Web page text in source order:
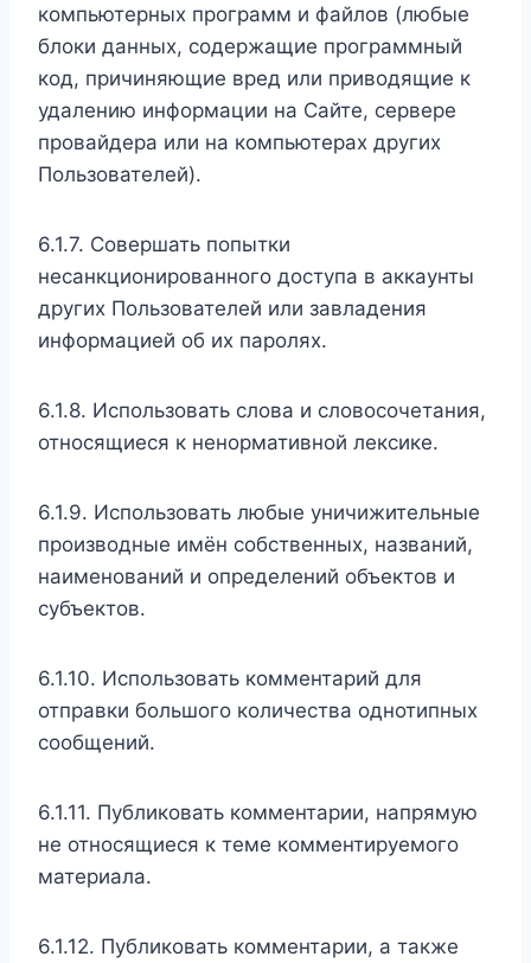
компьютерных программ и файлов (любые
блоки данных, содержащие программный
код, причиняющие вред или приводящие к
удалению информации на Сайте, сервере
провайдера или на компьютерах других
Пользователей).
6.1.7. Совершать попытки
несанкционированного доступа в аккаунты
других Пользователей или завладения
информацией об их паролях.
6.1.8. Использовать слова и словосочетания,
относящиеся к ненормативной лексике.
6.1.9. Использовать любые уничижительные
производные имён собственных, названий,
наименований и определений объектов и
субъектов.
6.1.10. Использовать комментарий для
отправки большого количества однотипных
сообщений.
6.1.11. Публиковать комментарии, напрямую
не относящиеся к теме комментируемого
материала.
6.1.12. Публиковать комментарии, а также